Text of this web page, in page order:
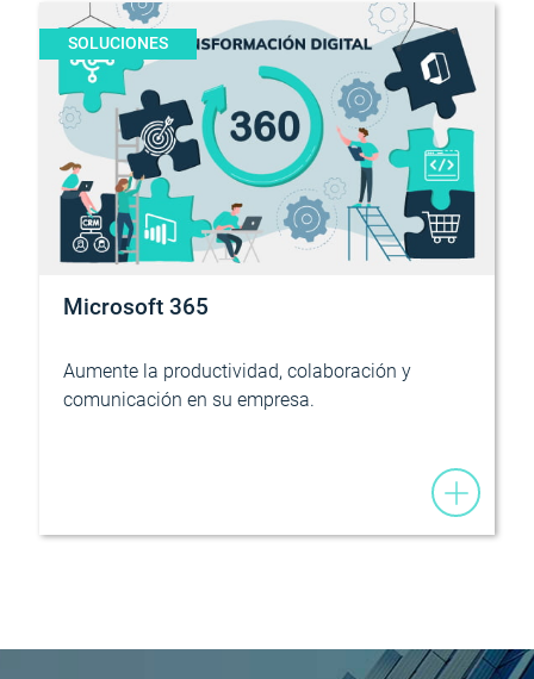
SOLUCIONES
Microsoft 365
Aumente la productividad, colaboración y
comunicación en su empresa.